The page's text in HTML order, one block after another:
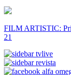
FILM ARTISTIC:
21